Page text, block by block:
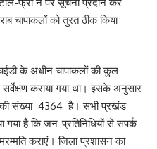
चापाकलों को तुरत ठीक किया
के अधीन चापाकलों की कुल
कराया गया था। इसके अनुसार
की संख्या 4364 है। सभी प्रखंड
गया है कि जन-प्रतिनिधियों से संपर्क
कराएं। जिला प्रशासन का